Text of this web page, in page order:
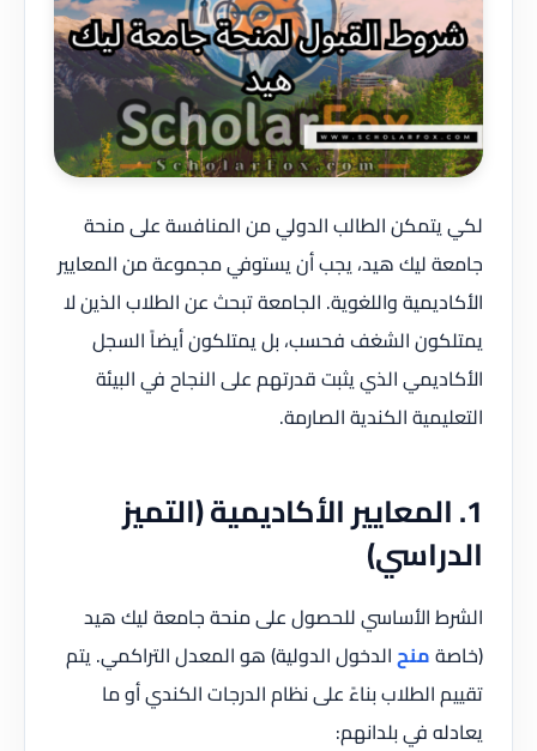
لكي يتمكن الطالب الدولي من المنافسة على منحة
جامعة ليك هيد، يجب أن يستوفي مجموعة من المعايير
الأكاديمية واللغوية. الجامعة تبحث عن الطلاب الذين لا
يمتلكون الشغف فحسب، بل يمتلكون أيضاً السجل
الأكاديمي الذي يثبت قدرتهم على النجاح في البيئة
التعليمية الكندية الصارمة.
1. المعايير الأكاديمية (التميز
الدراسي)
الشرط الأساسي للحصول على منحة جامعة ليك هيد
(خاصةمنحالدخول الدولية) هو المعدل التراكمي. يتم
تقييم الطلاب بناءً على نظام الدرجات الكندي أو ما
يعادله في بلدانهم: